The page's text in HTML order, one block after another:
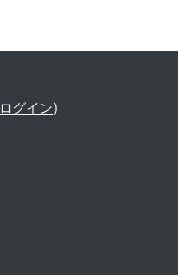
ログイン)